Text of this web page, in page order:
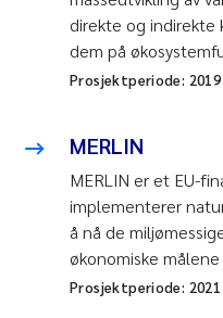
direkte og indirekte
dem på
Prosjektperiode: 2019
MERLIN
MERLIN er et EU-
implementerer
å nå de
økonomiske
Prosjektperiode: 2021